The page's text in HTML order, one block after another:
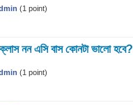
(1 point)
নন এসি বাস কোনটা ভালো হবে?
(1 point)